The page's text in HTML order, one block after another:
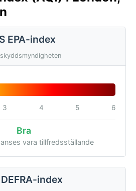
EPA-index
3 4 5 6
Bra
vara tillfredsställande
index